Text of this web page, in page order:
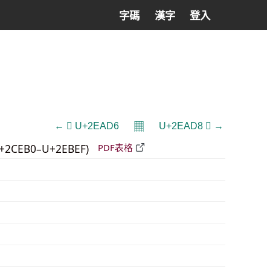
字碼 漢字 登入
← 𮫖 U+2EAD6 𝄜 U+2EAD8 𮫘 →
PDF表格